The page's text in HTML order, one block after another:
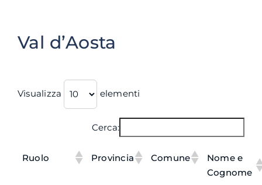
Val d’Aosta
Visualizza elementi
Cerca:
Ruolo Provincia Comune
Nome e
Cognome